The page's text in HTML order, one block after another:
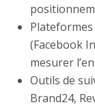
Plateformes
(Facebook
mesurer
Outils de
Brand24,